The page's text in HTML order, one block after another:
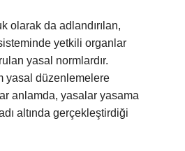
olarak da adlandırılan,
yetkili organlar
yasal normlardır.
yasal düzenlemelere
anlamda, yasalar yasama
altında gerçekleştirdiği